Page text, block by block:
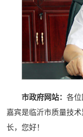
市政府网站：各
嘉宾是临沂市质量技
长，您好！